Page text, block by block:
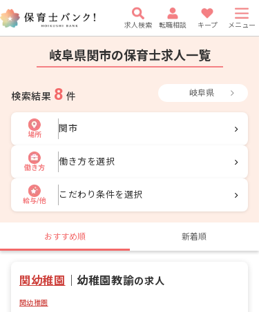
求人検索 転職相談 キープ メニュー
岐阜県関市の保育士求人一覧
検索結果 8 件 岐阜県
場所
関市
働き方
働き方を選択
給与/他
こだわり条件を選択
おすすめ順 新着順
関幼稚園 ｜幼稚園教諭の求人
関幼稚園